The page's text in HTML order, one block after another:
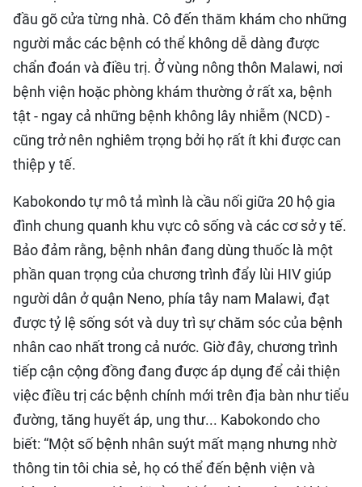
đầu gõ cửa từng nhà. Cô đến thăm khám cho những
người mắc các bệnh có thể không dễ dàng được
chẩn đoán và điều trị. Ở vùng nông thôn Malawi, nơi
bệnh viện hoặc phòng khám thường ở rất xa, bệnh
tật - ngay cả những bệnh không lây nhiễm (NCD) -
cũng trở nên nghiêm trọng bởi họ rất ít khi được can
thiệp y tế.
Kabokondo tự mô tả mình là cầu nối giữa 20 hộ gia
đình chung quanh khu vực cô sống và các cơ sở y tế.
Bảo đảm rằng, bệnh nhân đang dùng thuốc là một
phần quan trọng của chương trình đẩy lùi HIV giúp
người dân ở quận Neno, phía tây nam Malawi, đạt
được tỷ lệ sống sót và duy trì sự chăm sóc của bệnh
nhân cao nhất trong cả nước. Giờ đây, chương trình
tiếp cận cộng đồng đang được áp dụng để cải thiện
việc điều trị các bệnh chính mới trên địa bàn như tiểu
đường, tăng huyết áp, ung thư... Kabokondo cho
biết: “Một số bệnh nhân suýt mất mạng nhưng nhờ
thông tin tôi chia sẻ, họ có thể đến bệnh viện và